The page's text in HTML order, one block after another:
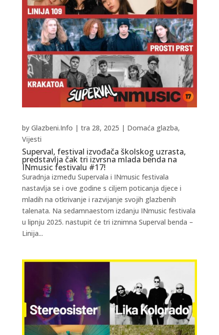
Superval, festival izvođača školskog uzrasta,
predstavlja čak tri izvrsna mlada benda na
INmusic festivalu #17!
by Glazbeni.Info | tra 28, 2025 | Domaća glazba,
Vijesti
Suradnja između Supervala i INmusic festivala
nastavlja se i ove godine s ciljem poticanja djece i
mladih na otkrivanje i razvijanje svojih glazbenih
talenata. Na sedamnaestom izdanju INmusic festivala
u lipnju 2025. nastupit će tri iznimna Superval benda –
Linija...